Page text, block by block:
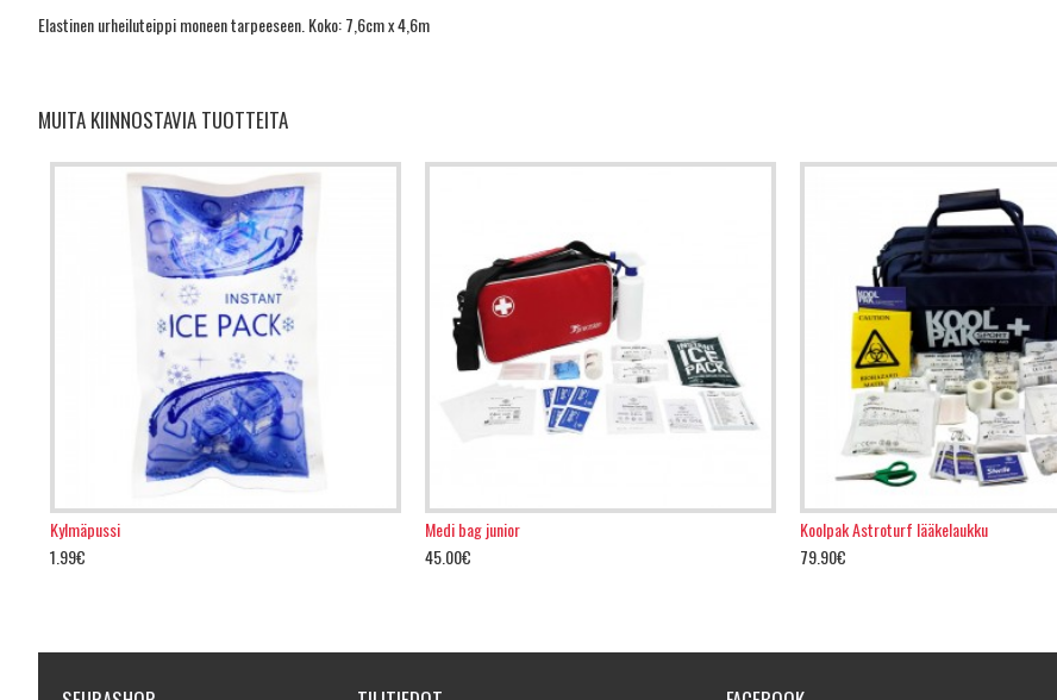
Elastinen urheiluteippi moneen tarpeeseen. Koko: 7,6cm x 4,6m
MUITA KIINNOSTAVIA TUOTTEITA
Kylmäpussi
1.99€
Medi bag junior
45.00€
Koolpak Astroturf lääkelaukku
79.90€